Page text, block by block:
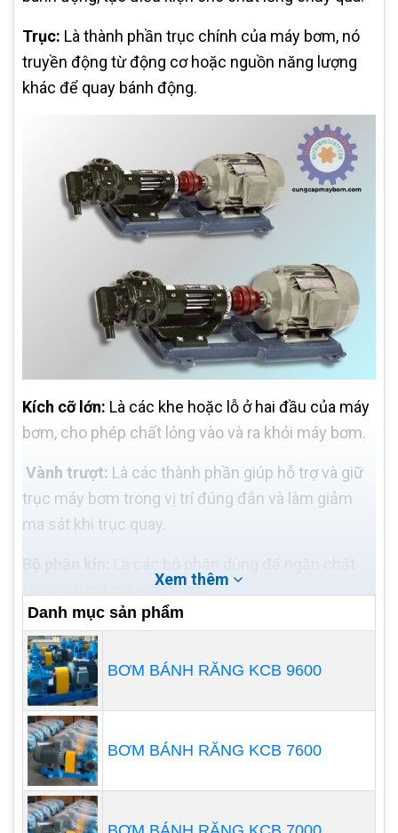
Trục: Là thành phần trục chính của máy bơm, nó
truyền động từ động cơ hoặc nguồn năng lượng
khác để quay bánh động.
Kích cỡ lớn: Là các khe hoặc lỗ ở hai đầu của máy
bơm, cho phép chất lỏng vào và ra khỏi máy bơm.
Vành trượt: Là các thành phần giúp hỗ trợ và giữ
trục máy bơm trong vị trí đúng đắn và làm giảm
ma sát khi trục quay.
lỏng rò rỉ ra khỏi máy bơm.
Khi máy bơm hoạt động, bánh động quay và đẩy
chất lỏng từ một phần của máy bơm đến phần
khác thông qua các kích cỡ lớn, trong đó chất lỏng
được bơm ra. Quá trình này tạo ra một luồng chất
lỏng liên tục và đồng đều từ nguồn cung cấp đến
nơi cần đến.
Xem thêm
Danh mục sản phẩm
BƠM BÁNH RĂNG KCB 9600
BƠM BÁNH RĂNG KCB 7600